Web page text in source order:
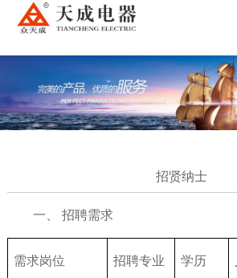
火狐游戏官网【中国】股份有限公司
招贤纳士
一、 招聘需求
需求岗位 招聘专业 学历